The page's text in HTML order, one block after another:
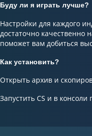
Буду ли я играть лучше?
Настройки для каждого
достаточно качественно
поможет вам добиться
Как установить?
Открыть архив и
Запустить CS и в консоли